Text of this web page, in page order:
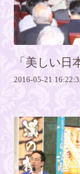
「美しい
2016-05-21